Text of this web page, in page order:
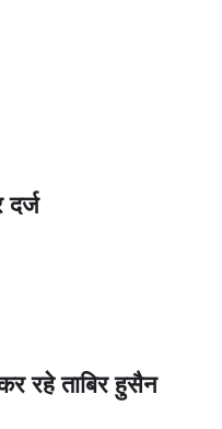
रहे ताबिर हुसैन